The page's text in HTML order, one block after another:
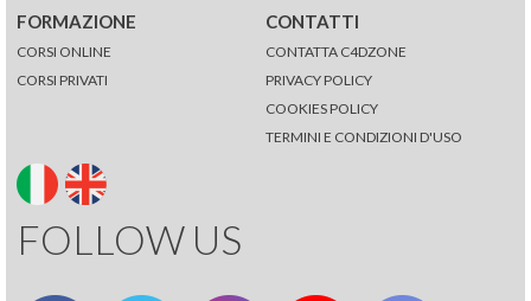
FORMAZIONE
CORSI ONLINE
CORSI PRIVATI
CONTATTI
CONTATTA C4DZONE
PRIVACY POLICY
COOKIES POLICY
TERMINI E CONDIZIONI D'USO
FOLLOW US